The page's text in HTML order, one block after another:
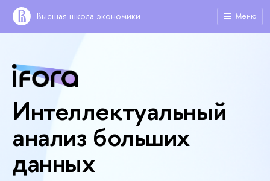
Высшая школа экономики Меню
Интеллектуальный
анализ больших
данных